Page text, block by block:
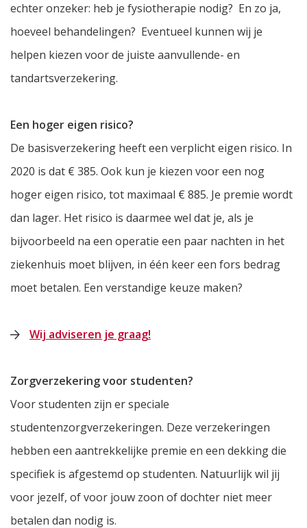
echter onzeker: heb je fysiotherapie nodig? En zo ja,
hoeveel behandelingen? Eventueel kunnen wij je
helpen kiezen voor de juiste aanvullende- en
tandartsverzekering.
Een hoger eigen risico?
De basisverzekering heeft een verplicht eigen risico. In
2020 is dat € 385. Ook kun je kiezen voor een nog
hoger eigen risico, tot maximaal € 885. Je premie wordt
dan lager. Het risico is daarmee wel dat je, als je
bijvoorbeeld na een operatie een paar nachten in het
ziekenhuis moet blijven, in één keer een fors bedrag
moet betalen. Een verstandige keuze maken?
Wij adviseren je graag!
Zorgverzekering voor studenten?
Voor studenten zijn er speciale
studentenzorgverzekeringen. Deze verzekeringen
hebben een aantrekkelijke premie en een dekking die
specifiek is afgestemd op studenten. Natuurlijk wil jij
voor jezelf, of voor jouw zoon of dochter niet meer
betalen dan nodig is.